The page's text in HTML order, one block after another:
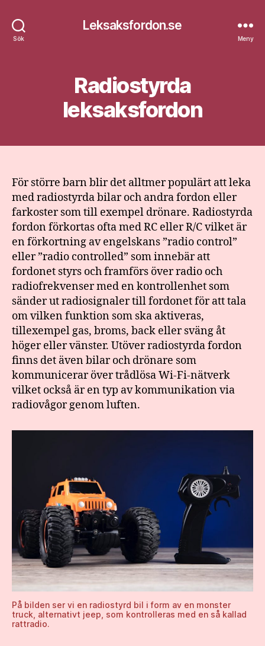
Sök
Leksaksfordon.se
Meny
Radiostyrda
leksaksfordon
För större barn blir det alltmer populärt att leka
med radiostyrda bilar och andra fordon eller
farkoster som till exempel drönare. Radiostyrda
fordon förkortas ofta med RC eller R/C vilket är
en förkortning av engelskans ”radio control”
eller ”radio controlled” som innebär att
fordonet styrs och framförs över radio och
radiofrekvenser med en kontrollenhet som
sänder ut radiosignaler till fordonet för att tala
om vilken funktion som ska aktiveras,
tillexempel gas, broms, back eller sväng åt
höger eller vänster. Utöver radiostyrda fordon
finns det även bilar och drönare som
kommunicerar över trådlösa Wi-Fi-nätverk
vilket också är en typ av kommunikation via
radiovågor genom luften.
På bilden ser vi en radiostyrd bil i form av en monster
truck, alternativt jeep, som kontrolleras med en så kallad
rattradio.